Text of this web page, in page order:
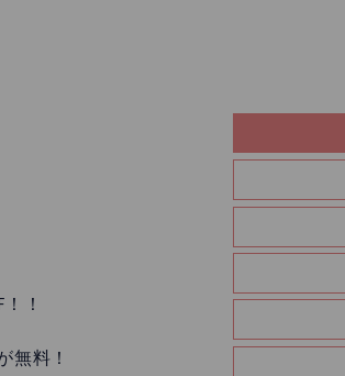
！
無料！